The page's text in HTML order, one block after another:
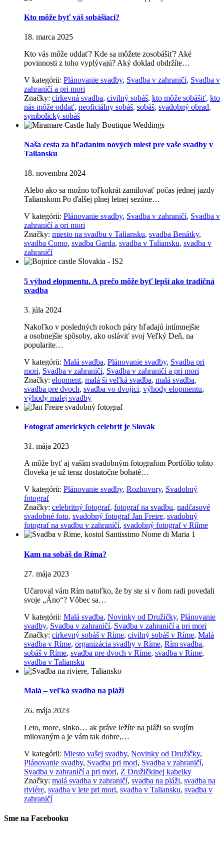
Kto môže byť váš sobášiaci?
18. marca 2025
Kto vás môže oddať? Kde sa môžete zosobášiť? Aké
povinnosti z toho vyplývajú? Aký doklad obdržíte…
V kategórii: Plánovanie svadby, Svadba v zahraničí, Svadba v
zahraničí a pri mori
Značky: cirkevná svadba, civilný sobáš, kto môže sobášiť, kto
nás môže oddať, neoficiálny sobáš, sobáš, svadobný obrad,
symbolický sobáš
Naša cesta za hľadaním nových miest pre vaše svadby v
Taliansku
18. novembra 2024
Alebo ako sa možno toľkokrát zamilovať počas jednej jazdy
Talianskom Po ďalšej plnej letnej sezóne…
V kategórii: Plánovanie svadby, Svadba v zahraničí, Svadba v
zahraničí a pri mori
Značky: miesto na svadbu v Taliansku, svadba Benátky,
svadba Como, svadba Garda, svadba v Taliansku, svadba v
zahraničí
5 výhod elopmentu. A prečo môže byť lepší ako tradičná
svadba
3. júla 2024
Nakoľko v posledných rokoch páry hľadajú intímnejšie
a osobnejšie spôsoby, ako osláviť svoj Veľký Deň, na
popularite…
V kategórii: Malá svadba, Plánovanie svadby, Svadba pri
mori, Svadba v zahraničí, Svadba v zahraničí a pri mori
Značky: elopment, malá ši veľká svadba, malá svadba,
svadba pre dvoch, svadba vo dvojici, výhody elopmentu,
výhody malej svadby
Fotograf amerických celebrít je Slovák
31. mája 2023
A môže byť aj vaším svadobným fotografom Portfólio tohto
človeka je už teraz dostatočne bohaté…
V kategórii: Plánovanie svadby, Rozhovory, Svadobný
fotograf
Značky: celebritný fotograf, fotograf na svadbu, nadčasové
svadobné foto, svadobný fotograf Jan Freire, svadobný
fotograf na svadbu v zahraničí, svadobný fotograf v Rííme
Kam na sobáš do Ríma?
27. mája 2023
Učaroval vám Rím natoľko, že by ste si v ňom radi povedali
svoje „Áno“? Vôbec sa…
V kategórii: Malá svadba, Novinky od Družičky, Plánovanie
svadby, Svadba v zahraničí, Svadba v zahraničí a pri mori
Značky: cirkevný sobáš v Ríme, civilný sobáš v Ríme, Malá
svadba v Ríme, organizácia svadby v Ríme, Rím svadba,
sobáš v Ríme, svadba pre dvoch v Ríme, svadba v Ríme,
svadba v Taliansku
Malá – veľká svadba na pláži
26. mája 2023
Leto, more, slnko… ak práve ležíte na pláži so svojím
milovaným a je vám tak dobre,…
V kategórii: Miesto vašej svadby, Novinky od Družičky,
Plánovanie svadby, Svadba pri mori, Svadba v zahraničí,
Svadba v zahraničí a pri mori, Z Družičkinej kabelky
Značky: malá svadba v zahraničí, svadba na pláži, svadba na
riviére, svadba v lete pri mori, svadba v Taliansku, svadba v
zahraničí
Sme na Facebooku